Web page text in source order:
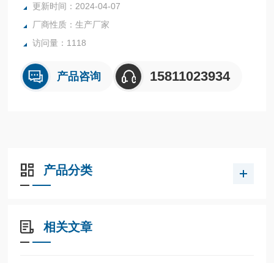
更新时间：2024-04-07
厂商性质：生产厂家
访问量：1118
产品咨询 15811023934
产品分类
相关文章